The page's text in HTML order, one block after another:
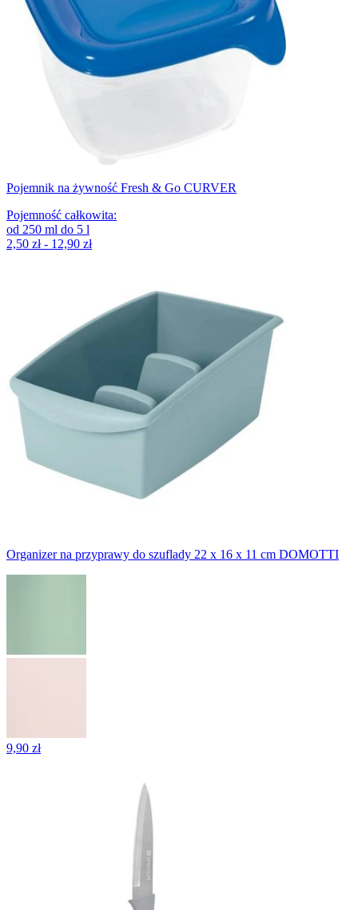
Pojemnik na żywność Fresh & Go CURVER
Pojemność całkowita:
od 250 ml do 5 l
2,50 zł - 12,90 zł
Organizer na przyprawy do szuflady 22 x 16 x 11 cm DOMOTTI
9,90 zł